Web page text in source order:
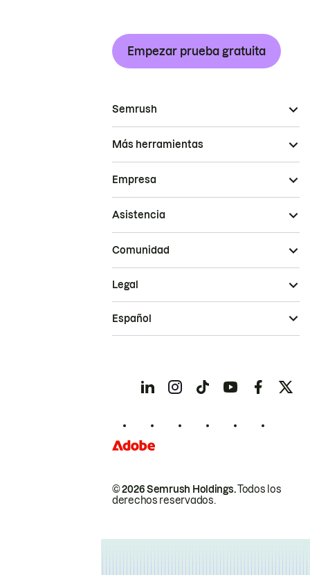
Empezar prueba gratuita
Semrush
Más herramientas
Empresa
Asistencia
Comunidad
© 2026 Semrush Holdings.Todos los
derechos reservados.
Legal
Español